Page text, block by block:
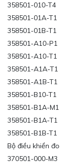
358501-010-T4
358501-01A-T1
358501-01B-T1
358501-A10-P1
358501-A10-T1
358501-A1A-T1
358501-A1B-T1
358501-B10-T1
358501-B1A-M1
358501-B1A-T1
358501-B1B-T1
Bộ điều khiển
370501-000-M3